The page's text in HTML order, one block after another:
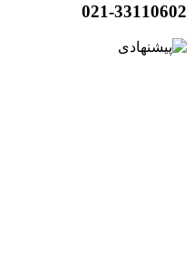
021-33110602